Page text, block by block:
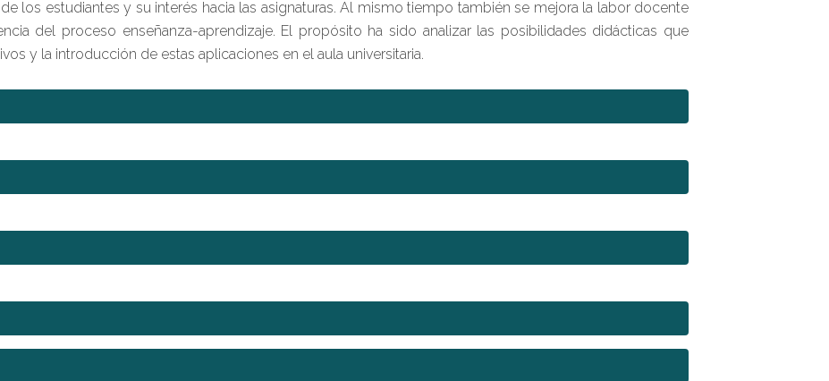
los estudiantes y su interés hacia las asignaturas. Al mismo tiempo también se mejora la labor docente
del proceso enseñanza-aprendizaje. El propósito ha sido analizar las posibilidades didácticas que
y la introducción de estas aplicaciones en el aula universitaria.